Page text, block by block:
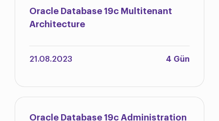
Oracle Database 19c Multitenant
Architecture
21.08.2023 4 Gün
Oracle Database 19c Administration